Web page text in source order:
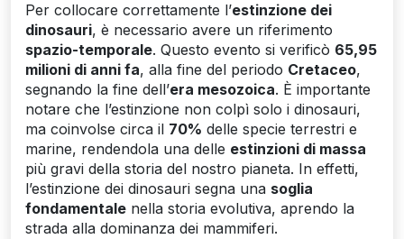
Per collocare correttamente l’estinzione dei
dinosauri, è necessario avere un riferimento
spazio-temporale. Questo evento si verificò 65,95
milioni di anni fa, alla fine del periodo Cretaceo,
segnando la fine dell’era mesozoica. È importante
notare che l’estinzione non colpì solo i dinosauri,
ma coinvolse circa il 70% delle specie terrestri e
marine, rendendola una delle estinzioni di massa
più gravi della storia del nostro pianeta. In effetti,
l’estinzione dei dinosauri segna una soglia
fondamentale nella storia evolutiva, aprendo la
strada alla dominanza dei mammiferi.